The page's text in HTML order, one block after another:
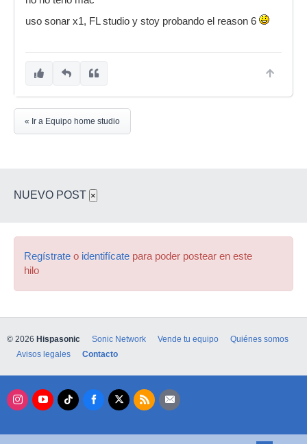
uso sonar x1, FL studio y stoy probando el reason 6
« Ir a Equipo home studio
NUEVO POST ×
Regístrate o identifícate para poder postear en este
hilo
© 2026 Hispasonic Sonic Network Vende tu equipo
Quiénes somos
Avisos legales
Contacto